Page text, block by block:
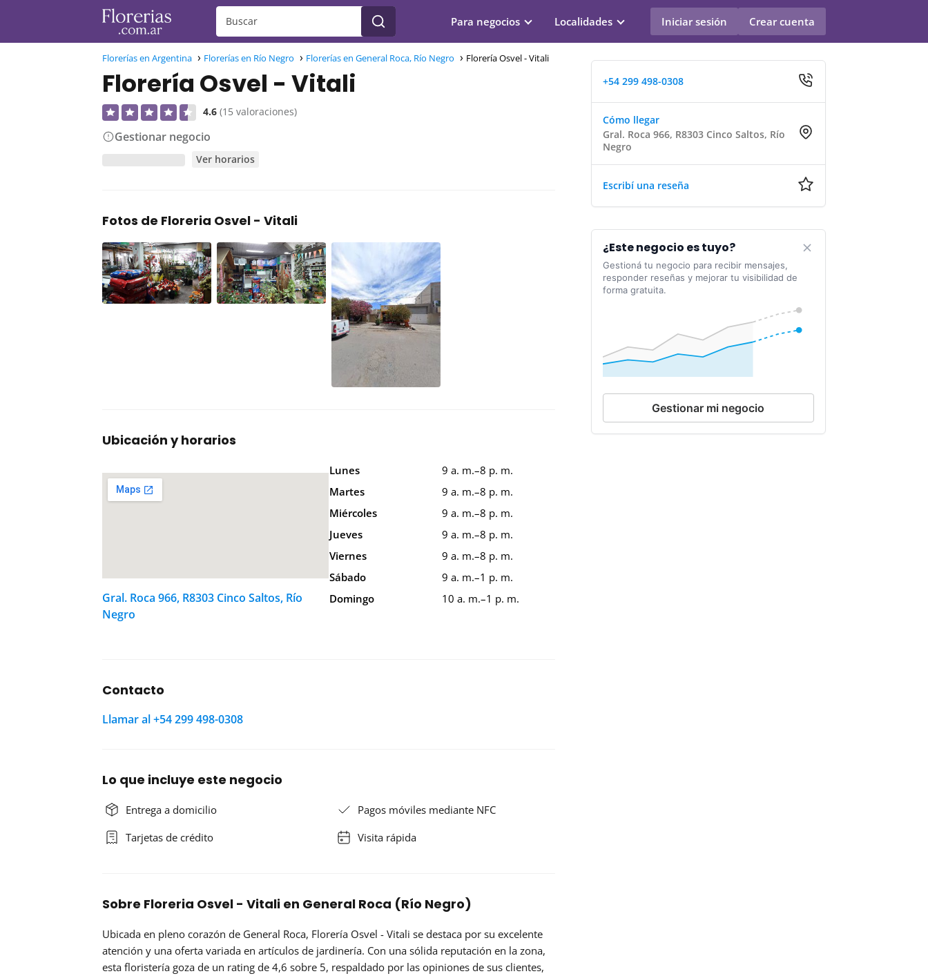
Para negocios Localidades Iniciar sesión Crear cuenta
Florerías en Argentina Florerías en Río Negro Florerías en General Roca, Río Negro Florería Osvel - Vitali
Florería Osvel - Vitali
4.6 (15 valoraciones)
Gestionar negocio
Ver horarios
Fotos de Floreria Osvel - Vitali
Ubicación y horarios
Gral. Roca 966, R8303 Cinco Saltos, Río
Negro
Lunes
9 a. m.–8 p. m.
Martes
9 a. m.–8 p. m.
Miércoles
9 a. m.–8 p. m.
Jueves
9 a. m.–8 p. m.
Viernes
9 a. m.–8 p. m.
Sábado
9 a. m.–1 p. m.
Domingo
10 a. m.–1 p. m.
Contacto
Llamar al +54 299 498-0308
Lo que incluye este negocio
Entrega a domicilio
Pagos móviles mediante NFC
Tarjetas de crédito
Visita rápida
Sobre Floreria Osvel - Vitali en General Roca (Río Negro)
Ubicada en pleno corazón de General Roca, Florería Osvel - Vitali se destaca por su excelente
atención y una oferta variada en artículos de jardinería. Con una sólida reputación en la zona,
esta floristería goza de un rating de 4,6 sobre 5, respaldado por las opiniones de sus clientes,
+54 299 498-0308
Cómo llegar
Gral. Roca 966, R8303 Cinco Saltos, Río
Negro
Escribí una reseña
¿Este negocio es tuyo?
Gestioná tu negocio para recibir mensajes,
responder reseñas y mejorar tu visibilidad de
forma gratuita.
Gestionar mi negocio